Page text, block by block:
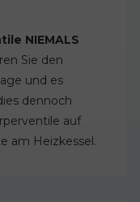
NIEMALS
Sie den
und es
dennoch
auf
am Heizkessel.